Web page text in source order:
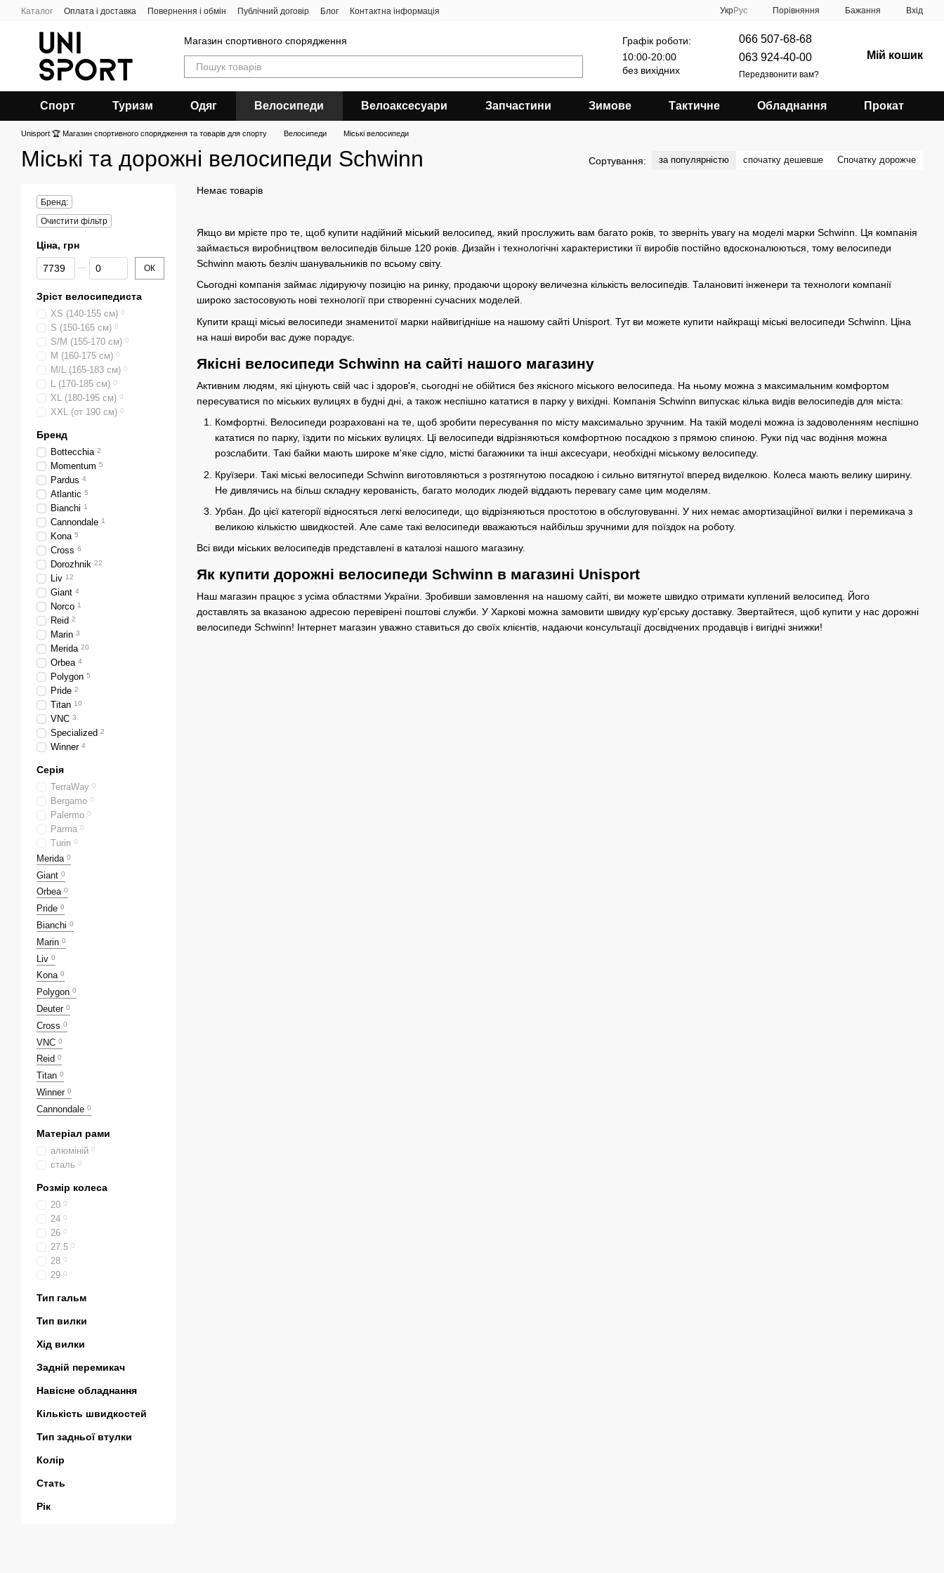
Перейти до основного контенту
Каталог Оплата і доставка Повернення і обмін Публічний договір Блог Контактна інформація УкрРус Порівняння Бажання Вхід
Магазин спортивного спорядження
Графік роботи:
10:00-20:00
без вихідних
066 507-68-68
063 924-40-00
Передзвонити вам?
Мій кошик
Спорт Туризм Одяг Велосипеди Велоаксесуари Запчастини Зимове Тактичне Обладнання Прокат
Unisport 🏆 Магазин спортивного спорядження та товарів для спорту Велосипеди Міські велосипеди
Міські та дорожні велосипеди Schwinn Сортування: за популярністю спочатку дешевше Спочатку дорожче
Якщо ви мрієте про те, щоб купити надійний міський велосипед, який прослужить вам багато років, то зверніть увагу на моделі марки Schwinn. Ця компанія
займається виробництвом велосипедів більше 120 років. Дизайн і технологічні характеристики її виробів постійно вдосконалюються, тому велосипеди
Schwinn мають безліч шанувальників по всьому світу.
Сьогодні компанія займає лідируючу позицію на ринку, продаючи щороку величезна кількість велосипедів. Талановиті інженери та технологи компанії
широко застосовують нові технології при створенні сучасних моделей.
Купити кращі міські велосипеди знаменитої марки найвигідніше на нашому сайті Unisport. Тут ви можете купити найкращі міські велосипеди Schwinn. Ціна
на наші вироби вас дуже порадує.
Якісні велосипеди Schwinn на сайті нашого магазину
Активним людям, які цінують свій час і здоров'я, сьогодні не обійтися без якісного міського велосипеда. На ньому можна з максимальним комфортом
пересуватися по міських вулицях в будні дні, а також неспішно кататися в парку у вихідні. Компанія Schwinn випускає кілька видів велосипедів для міста:
Комфортні. Велосипеди розраховані на те, щоб зробити пересування по місту максимально зручним. На такій моделі можна із задоволенням неспішно
кататися по парку, їздити по міських вулицях. Ці велосипеди відрізняються комфортною посадкою з прямою спиною. Руки під час водіння можна
розслабити. Такі байки мають широке м'яке сідло, місткі багажники та інші аксесуари, необхідні міському велосипеду.
Круїзери. Такі міські велосипеди Schwinn виготовляються з розтягнутою посадкою і сильно витягнутої вперед виделкою. Колеса мають велику ширину.
Не дивлячись на більш складну керованість, багато молодих людей віддають перевагу саме цим моделям.
Урбан. До цієї категорії відносяться легкі велосипеди, що відрізняються простотою в обслуговуванні. У них немає амортизаційної вилки і перемикача з
великою кількістю швидкостей. Але саме такі велосипеди вважаються найбільш зручними для поїздок на роботу.
Всі види міських велосипедів представлені в каталозі нашого магазину.
Як купити дорожні велосипеди Schwinn в магазині Unisport
Наш магазин працює з усіма областями України. Зробивши замовлення на нашому сайті, ви можете швидко отримати куплений велосипед. Його
доставлять за вказаною адресою перевірені поштові служби. У Харкові можна замовити швидку кур'єрську доставку. Звертайтеся, щоб купити у нас дорожні
велосипеди Schwinn! Інтернет магазин уважно ставиться до своїх клієнтів, надаючи консультації досвідчених продавців і вигідні знижки!
Немає товарів
Бренд:
Очистити фільтр
Ціна, грн
Від Ціна, грн
До Ціна, грн ОК
Зріст велосипедиста
XS (140-155 см) 0
S (150-165 см) 0
S/M (155-170 см) 0
M (160-175 см) 0
M/L (165-183 см) 0
L (170-185 см) 0
XL (180-195 см) 0
XXL (от 190 см) 0
Бренд
Bottecchia 2
Momentum 5
Pardus 4
Atlantic 5
Bianchi 1
Cannondale 1
Kona 5
Cross 6
Dorozhnik 22
Liv 12
Giant 4
Norco 1
Reid 2
Marin 3
Merida 20
Orbea 4
Polygon 5
Pride 2
Titan 10
VNC 3
Specialized 2
Winner 4
Серія
TerraWay 0
Bergamo 0
Palermo 0
Parma 0
Turin 0
Merida 0
Giant 0
Orbea 0
Pride 0
Bianchi 0
Marin 0
Liv 0
Kona 0
Polygon 0
Deuter 0
Cross 0
VNC 0
Reid 0
Titan 0
Winner 0
Cannondale 0
Матеріал рами
алюміній 0
сталь 0
Розмір колеса
20 0
24 0
26 0
27.5 0
28 0
29 0
Тип гальм
Тип вилки
Хід вилки
Задній перемикач
Навісне обладнання
Кількість швидкостей
Тип задньої втулки
Колір
Стать
Рік